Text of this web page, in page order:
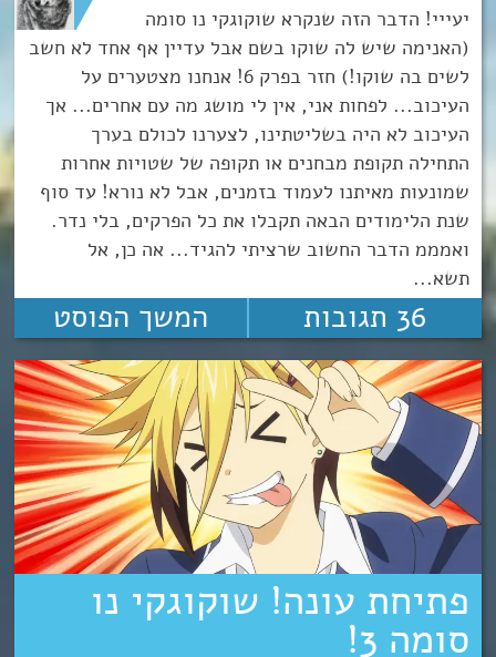
יעייי! הדבר הזה שנקרא שוקוגקי נו סומה
(האנימה שיש לה שוקו בשם אבל עדיין אף אחד לא חשב
לשים בה שוקו!) חזר בפרק 6! אנחנו מצטערים על
העיכוב... לפחות אני, אין לי מושג מה עם אחרים... אך
העיכוב לא היה בשליטתינו, לצערנו לכולם בערך
התחילה תקופת מבחנים או תקופה של שטויות אחרות
שמונעות מאיתנו לעמוד בזמנים, אבל לא נורא! עד סוף
שנת הלימודים הבאה תקבלו את כל הפרקים, בלי נדר.
ואמממ הדבר החשוב שרציתי להגיד... אה כן, אל
תשא...
36 תגובות המשך הפוסט
פתיחת עונה! שוקוגקי נו
סומה 3!